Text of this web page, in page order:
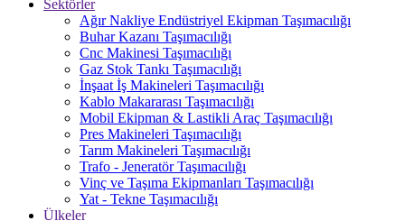
Sektörler
Ağır Nakliye Endüstriyel Ekipman Taşımacılığı
Buhar Kazanı Taşımacılığı
Cnc Makinesi Taşımacılığı
Gaz Stok Tankı Taşımacılığı
İnşaat İş Makineleri Taşımacılığı
Kablo Makararası Taşımacılığı
Mobil Ekipman & Lastikli Araç Taşımacılığı
Pres Makineleri Taşımacılığı
Tarım Makineleri Taşımacılığı
Trafo - Jeneratör Taşımacılığı
Vinç ve Taşıma Ekipmanları Taşımacılığı
Yat - Tekne Taşımacılığı
Ülkeler